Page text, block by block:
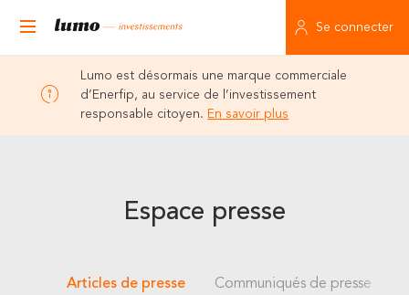
Se connecter
Lumo est désormais une marque commerciale
d’Enerfip, au service de l’investissement
responsable citoyen. En savoir plus
Espace presse
Articles de presse Communiqués de presse